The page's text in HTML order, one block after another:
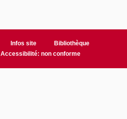
Infos site
Bibliothèque
Accessibilité: non conforme